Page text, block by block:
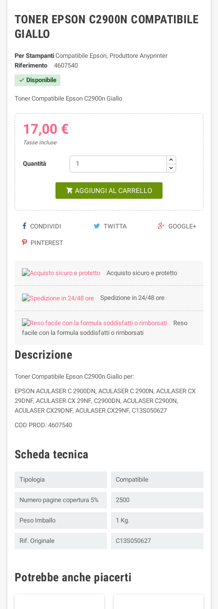
TONER EPSON C2900N COMPATIBILE
GIALLO
Per Stampanti Compatibile Epson, Produttore Anyprinter
Riferimento
4607540
 Disponibile
Toner Compatibile Epson C2900n Giallo
17,00 €
Tasse incluse
Quantità
 AGGIUNGI AL CARRELLO
CONDIVIDI TWITTA GOOGLE+
PINTEREST
Acquisto sicuro e protetto
Spedizione in 24/48 ore
Reso
facile con la formula soddisfatti o rimborsati
Descrizione
Toner Compatibile Epson C2900n Giallo per:
EPSON ACULASER C 2900DN, ACULASER C 2900N, ACULASER CX
29DNF, ACULASER CX 29NF, C2900DN, ACULASER C2900N,
ACULASER CX29DNF, ACULASER CX29NF, C13S050627
COD PROD: 4607540
Scheda tecnica
Tipologia Compatibile
Numero pagine copertura 5% 2500
Peso Imballo 1 Kg.
Rif. Originale C13S050627
Potrebbe anche piacerti